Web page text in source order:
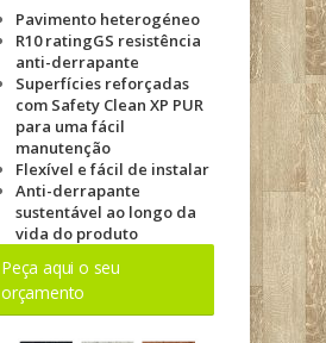
Pavimento heterogéneo
R10 ratingGS resistência
anti-derrapante
Superfícies reforçadas
com Safety Clean XP PUR
para uma fácil
manutenção
Flexível e fácil de instalar
Anti-derrapante
sustentável ao longo da
vida do produto
Peça aqui o seu
orçamento